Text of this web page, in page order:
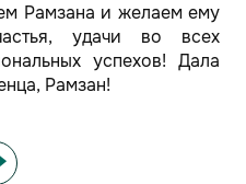
Рамзана и желаем ему
удачи во всех
успехов! Дала
Рамзан!